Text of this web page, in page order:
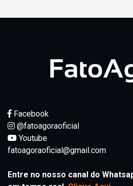
Facebook
@fatoagoraoficial
Youtube
fatoagoraoficial@gmail.com
Entre no nosso canal do